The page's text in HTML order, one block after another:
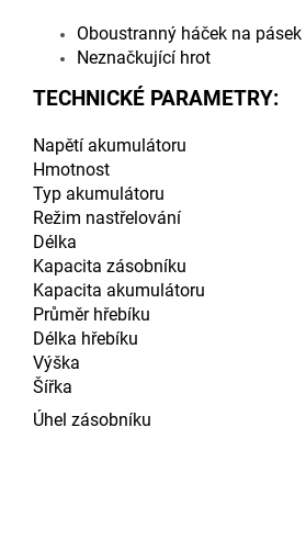
Oboustranný háček na pásek
Neznačkující hrot
TECHNICKÉ PARAMETRY:
Napětí akumulátoru
Hmotnost
Typ akumulátoru
Režim nastřelování
Délka
Kapacita zásobníku
Kapacita akumulátoru
Průměr hřebíku
Délka hřebíku
Výška
Šířka
Úhel zásobníku